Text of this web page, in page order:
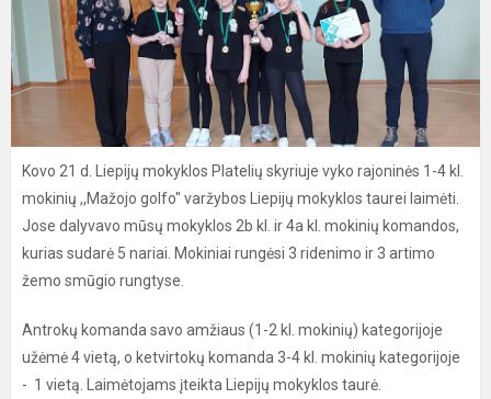
Kovo 21 d. Liepijų mokyklos Platelių skyriuje vyko rajoninės 1-4 kl.
mokinių ,,Mažojo golfo'' varžybos Liepijų mokyklos taurei laimėti.
Jose dalyvavo mūsų mokyklos 2b kl. ir 4a kl. mokinių komandos,
kurias sudarė 5 nariai. Mokiniai rungėsi 3 ridenimo ir 3 artimo
žemo smūgio rungtyse.
Antrokų komanda savo amžiaus (1-2 kl. mokinių) kategorijoje
užėmė 4 vietą, o ketvirtokų komanda 3-4 kl. mokinių kategorijoje
- 1 vietą. Laimėtojams įteikta Liepijų mokyklos taurė.